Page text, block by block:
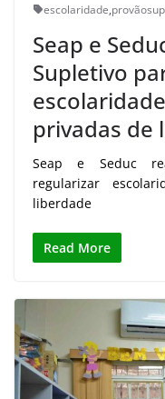
escolaridade,
Seap e
Supletivo
privadas de
Seap e Seduc
regularizar
liberdade
Read More